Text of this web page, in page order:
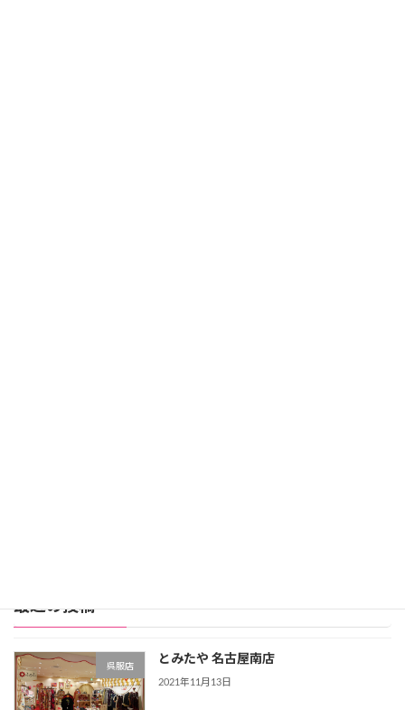
最近の投稿
呉服店
とみたや 名古屋南店
2021年11月13日